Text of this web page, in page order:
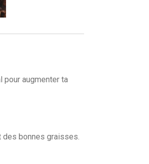
pour augmenter ta
des bonnes graisses.